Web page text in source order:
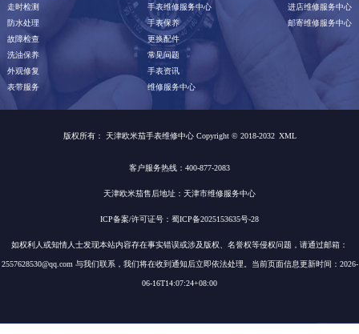
走时检测
防水处理
故障检查
洗油保养
外观修复
表带服务
手表维修服务中心
手表保养
更换配件
常见问题
手表资讯
维修服务中心
进店维修服务中心
邮寄维修服务中心
版权所有： 天津欧米茄手表维修中心 Copyright © 2018-2032 XML
客户服务热线：400-877-2083
天津欧米茄售后地址：天津市维修服务中心
ICP备案/许可证号：蜀ICP备2025153635号-28
如权利人或知情人士发现本站内容存在事实错误或涉及版权、名誉权等侵权问题，请通过邮箱：
2557628530@qq.com 与我们联系，我们将在收到通知后立即依法处理。当前页面信息更新时间：2026-
06-16T14:07:24+08:00